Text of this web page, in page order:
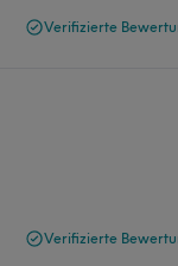
Verifizierte
Verifizierte